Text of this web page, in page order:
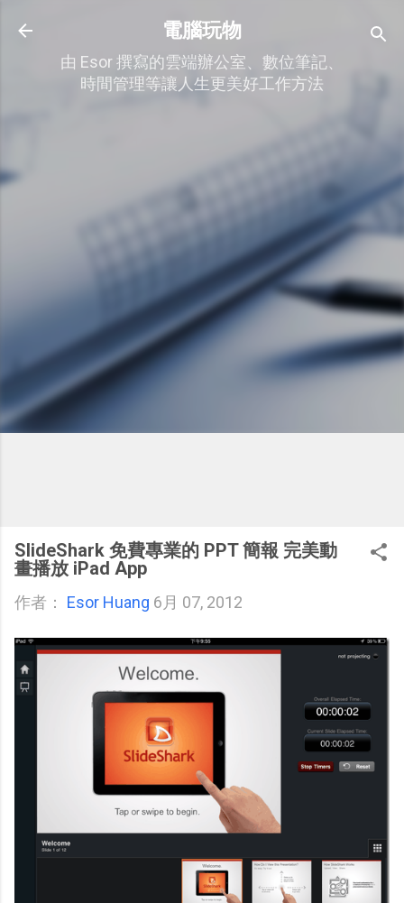
跳到主要內容
電腦玩物
由 Esor 撰寫的雲端辦公室、數位筆記、
時間管理等讓人生更美好工作方法
SlideShark 免費專業的 PPT 簡報 完美動
畫播放 iPad App
作者： Esor Huang 6月 07, 2012